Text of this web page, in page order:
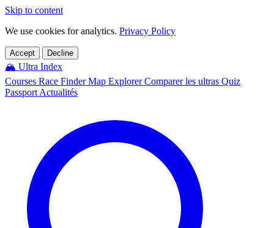
Skip to content
We use cookies for analytics. Privacy Policy
Accept Decline
🏔️ Ultra Index
Courses Race FinderMap ExplorerComparer les ultras Quiz
Passport Actualités